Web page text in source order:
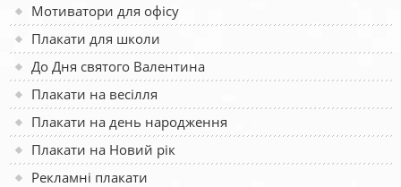
Мотиватори для офісу
Плакати для школи
До Дня святого Валентина
Плакати на весілля
Плакати на день народження
Плакати на Новий рік
Рекламні плакати